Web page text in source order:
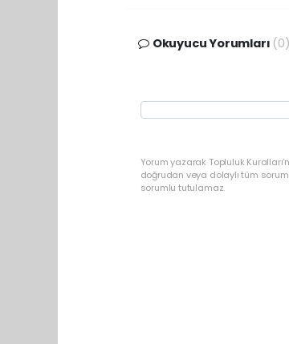
Okuyucu Yorumları (0)
Yorum yazarak Topluluk
doğrudan veya dolaylı tüm
sorumlu tutulamaz.